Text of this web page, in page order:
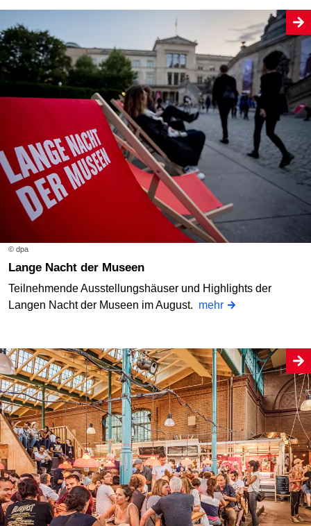
© dpa
Lange Nacht der Museen
Teilnehmende Ausstellungshäuser und Highlights der
Langen Nacht der Museen im August. mehr